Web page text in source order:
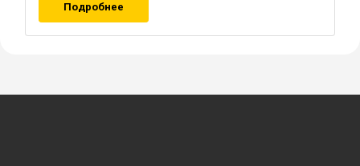
Подробнее